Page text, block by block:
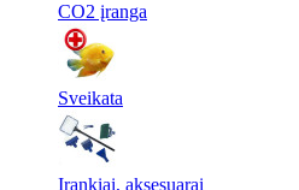
CO2 įranga
Sveikata
Įrankiai, aksesuarai